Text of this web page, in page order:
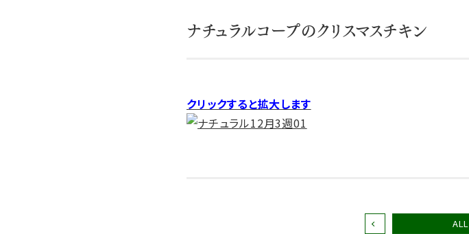
ナチュラルコープのクリスマスチキン
クリックすると拡大します
ALL